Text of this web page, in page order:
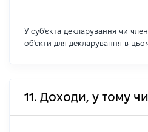
У суб'єкта декларування чи
об'єкти для декларування в
11. Доходи, у тому